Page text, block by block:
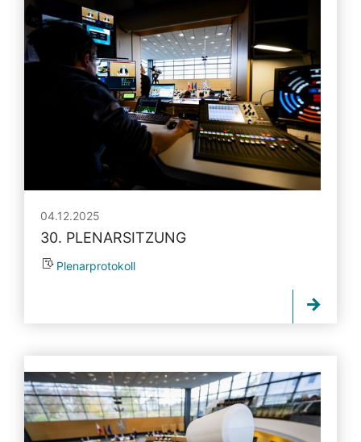
04.12.2025
30. PLENARSITZUNG
Plenarprotokoll